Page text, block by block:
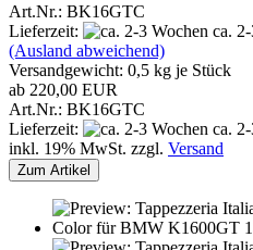
Art.Nr.: BK16GTC
Lieferzeit:
ca.
(Ausland abweichend)
Versandgewicht: 0,5 kg je Stück
ab 220,00 EUR
Art.Nr.: BK16GTC
Lieferzeit:
ca.
inkl. 19% MwSt. zzgl. Versand
Zum Artikel